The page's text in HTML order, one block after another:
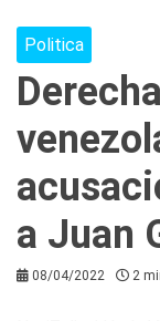
Politica
a Juan
08/04/2022 2